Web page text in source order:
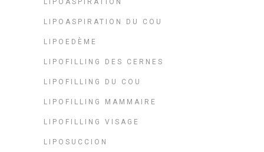
LIPOASPIRATION
LIPOASPIRATION DU COU
LIPOEDÈME
LIPOFILLING DES CERNES
LIPOFILLING DU COU
LIPOFILLING MAMMAIRE
LIPOFILLING VISAGE
LIPOSUCCION